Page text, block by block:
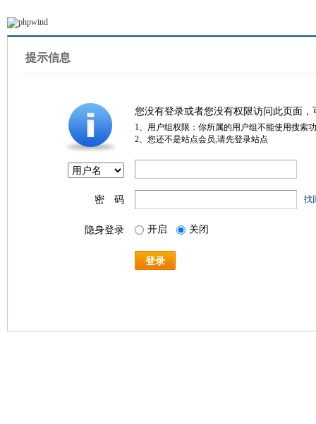
提示信息
您没有登录或者您没有权限访问此页面
1、用户组权限：你所属的用户组不能使用搜索
2、您还不是站点会员,请先登录站点
密 码 找
隐身登录 开启 关闭
登录